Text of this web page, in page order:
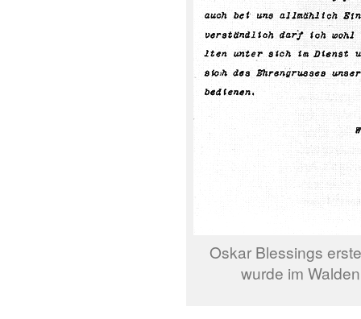
Oskar Blessings
wurde im